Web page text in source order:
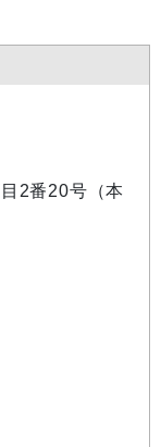
2番20号（本